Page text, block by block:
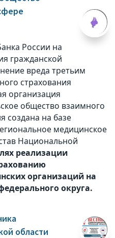
России на
гражданской
вреда третьим
страхования
организация
общество взаимного
создана на базе
медицинское
Национальной
реализации
организаций на
округа.
области